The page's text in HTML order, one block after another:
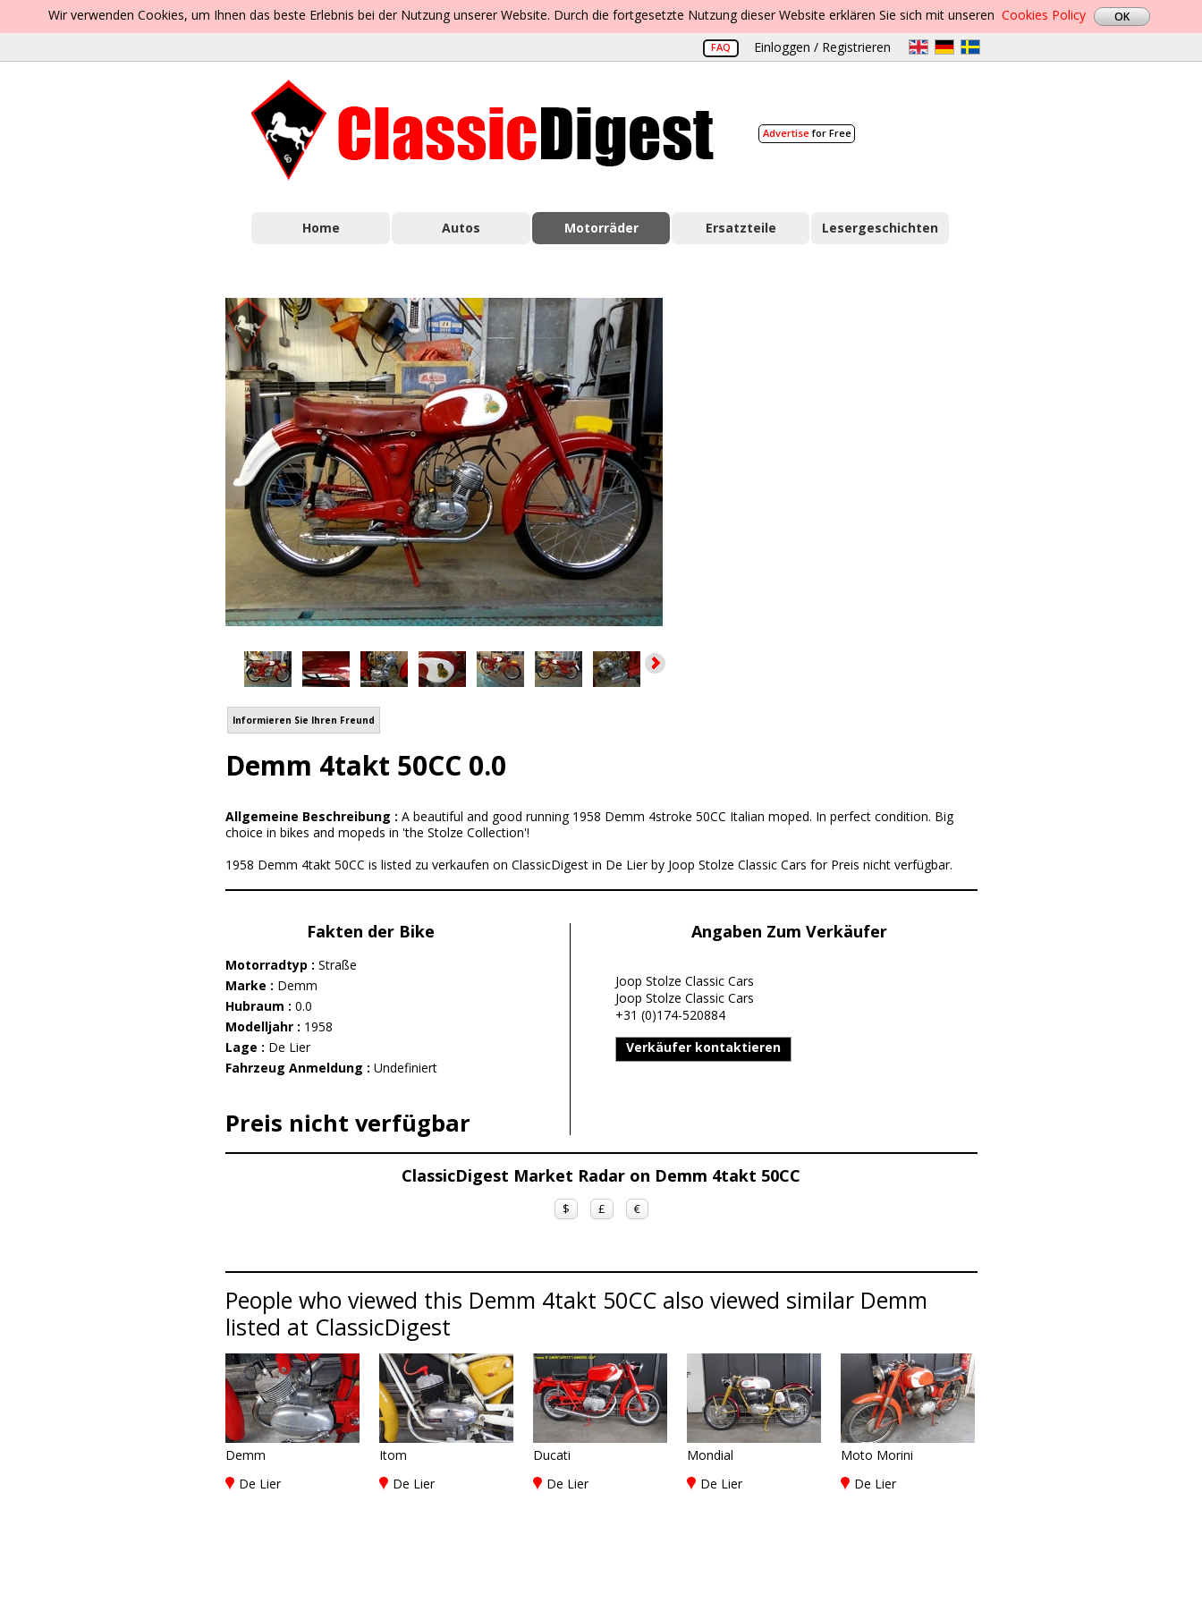
Wir verwenden Cookies, um Ihnen das beste Erlebnis bei der Nutzung unserer Website. Durch die fortgesetzte Nutzung dieser Website erklären Sie sich mit unseren Cookies Policy
FAQ Einloggen / Registrieren
Advertisefor Free
Home Autos Motorräder Ersatzteile Lesergeschichten
Informieren Sie Ihren Freund
Demm 4takt 50CC 0.0
Allgemeine Beschreibung : A beautiful and good running 1958 Demm 4stroke 50CC Italian moped. In perfect condition. Big
choice in bikes and mopeds in 'the Stolze Collection'!
1958 Demm 4takt 50CC is listed zu verkaufen on ClassicDigest in De Lier by Joop Stolze Classic Cars for Preis nicht verfügbar.
Fakten der Bike
Motorradtyp : Straße
Marke : Demm
Hubraum : 0.0
Modelljahr : 1958
Lage : De Lier
Fahrzeug Anmeldung : Undefiniert
Preis nicht verfügbar
Angaben Zum Verkäufer
Joop Stolze Classic Cars
Joop Stolze Classic Cars
+31 (0)174-520884
Verkäufer kontaktieren
ClassicDigest Market Radar on Demm 4takt 50CC
$ £ €
People who viewed this Demm 4takt 50CC also viewed similar Demm
listed at ClassicDigest
Demm
De Lier
Itom
De Lier
Ducati
De Lier
Mondial
De Lier
Moto Morini
De Lier